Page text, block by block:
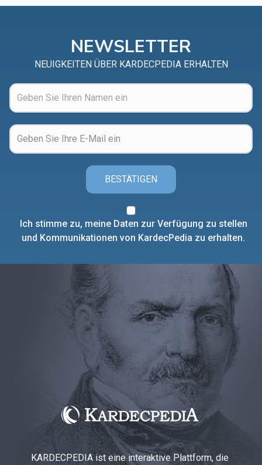
NEWSLETTER
NEUIGKEITEN ÜBER KARDECPEDIA ERHALTEN
BESTÄTIGEN
Ich stimme zu, meine Daten zur Verfügung zu stellen
und Kommunikationen von KardecPedia zu erhalten.
KARDECPEDIA ist eine interaktive Plattform, die